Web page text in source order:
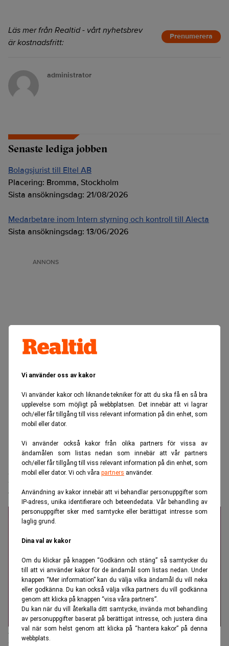
Vi använder oss av kakor
Vi använder kakor och liknande tekniker för att du ska få en så bra
upplevelse som möjligt på webbplatsen. Det innebär att vi lagrar
och/eller får tillgång till viss relevant information på din enhet, som
mobil eller dator.
Vi använder också kakor från olika partners för vissa av
ändamålen som listas nedan som innebär att vår partners
och/eller får tillgång till viss relevant information på din enhet, som
mobil eller dator. Vi och våra partners använder.
Användning av kakor innebär att vi behandlar personuppgifter som
IP-adress, unika identifierare och beteendedata. Vår behandling av
personuppgifter sker med samtycke eller berättigat intresse som
laglig grund.
Dina val av kakor
Om du klickar på knappen “Godkänn och stäng” så samtycker du
till att vi använder kakor för de ändamål som listas nedan. Under
knappen “Mer information” kan du välja vilka ändamål du vill neka
eller godkänna. Du kan också välja vilka partners du vill godkänna
genom att klicka på knappen “visa våra partners”.
Du kan när du vill återkalla ditt samtycke, invända mot behandling
av personuppgifter baserat på berättigat intresse, och justera dina
val när som helst genom att klicka på “hantera kakor” på denna
webbplats.
Läs mer från Realtid - vårt nyhetsbrev
är kostnadsfritt:
Prenumerera
administrator
Senaste lediga jobben
Bolagsjurist till Eltel AB
Placering: Bromma, Stockholm
Sista ansökningsdag: 21/08/2026
Medarbetare inom Intern styrning och kontroll till Alecta
Sista ansökningsdag: 13/06/2026
ANNONS
Realtid.se Makro
Buffett: ”Jag kan vara en av de tio mest
tursamma”
Affärsikonen Warren Buffett beskriver sin karriär som ett resultat
av tillfälligheter. (Foto: Nati Harnik/AP/TT)